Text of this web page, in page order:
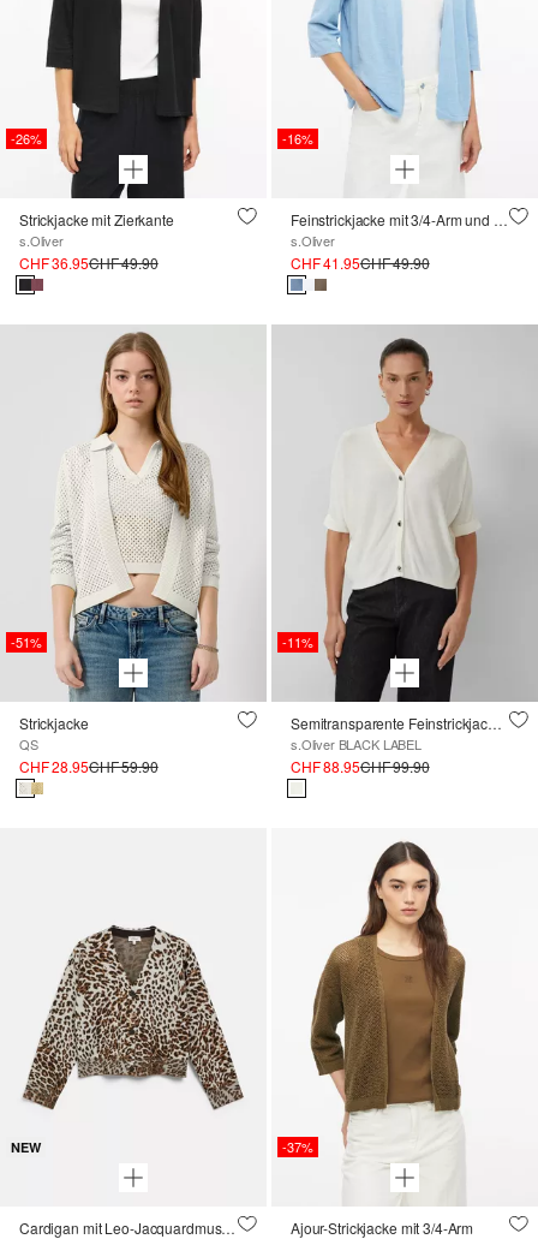
-26%
Strickjacke mit Zierkante
s.Oliver
CHF 36.95CHF 49.90
-16%
Feinstrickjacke mit 3/4-Arm und Wellenkante
s.Oliver
CHF 41.95CHF 49.90
-51%
Strickjacke
QS
CHF 28.95CHF 59.90
-11%
Semitransparente Feinstrickjacke mit kurzen Ärmeln
s.Oliver BLACK LABEL
CHF 88.95CHF 99.90
NEW
Cardigan mit Leo-Jacquardmuster
-37%
Ajour-Strickjacke mit 3/4-Arm